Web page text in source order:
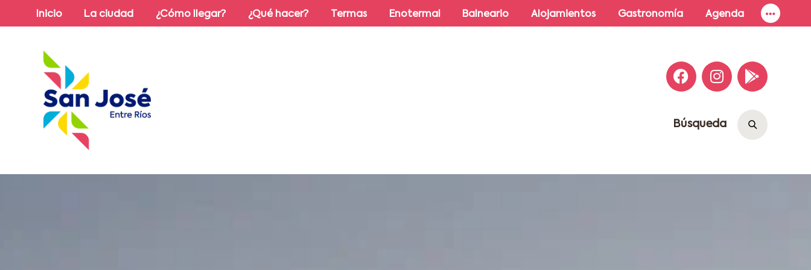
Inicio La ciudad ¿Cómo llegar? ¿Qué hacer? Termas Enotermal Balneario Alojamientos Gastronomía Agenda
Búsqueda